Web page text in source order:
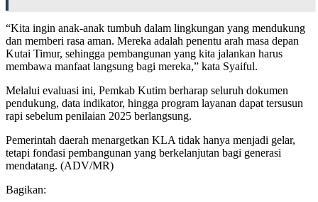
“Kita ingin anak-anak tumbuh dalam lingkungan yang mendukung
dan memberi rasa aman. Mereka adalah penentu arah masa depan
Kutai Timur, sehingga pembangunan yang kita jalankan harus
membawa manfaat langsung bagi mereka,” kata Syaiful.
Melalui evaluasi ini, Pemkab Kutim berharap seluruh dokumen
pendukung, data indikator, hingga program layanan dapat tersusun
rapi sebelum penilaian 2025 berlangsung.
Pemerintah daerah menargetkan KLA tidak hanya menjadi gelar,
tetapi fondasi pembangunan yang berkelanjutan bagi generasi
mendatang. (ADV/MR)
Bagikan: